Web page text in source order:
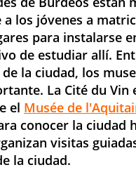
los jóvenes a
para instalarse
de estudiar allí.
la ciudad, los
La Cité du Vin
el Musée de
conocer la ciudad
visitas
la ciudad.